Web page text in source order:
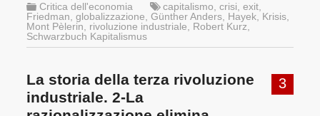
Critica dell'economia capitalismo ,crisi ,exit
Friedman ,globalizzazione ,Günther Anders Hayek Krisis
Mont Pèlerin
rivoluzione industriale Robert Kurz
Schwarzbuch Kapitalismus
3
La storia della terza rivoluzione
industriale. 2-La